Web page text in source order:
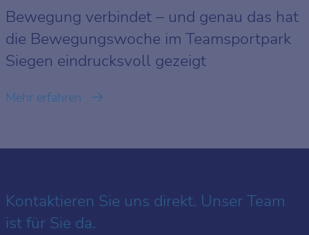
Bewegung verbindet – und genau das hat
die Bewegungswoche im Teamsportpark
Siegen eindrucksvoll gezeigt
Mehr erfahren
Kontaktieren Sie uns direkt. Unser Team
ist für Sie da.